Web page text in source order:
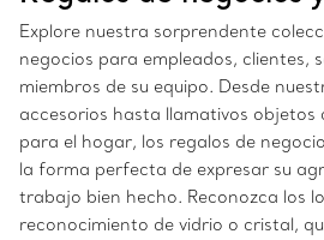
Explore nuestra sorprendente
negocios para empleados, clientes,
miembros de su equipo. Desde
accesorios hasta llamativos objetos
para el hogar, los regalos de
la forma perfecta de expresar su
trabajo bien hecho. Reconozca los
reconocimiento de vidrio o cristal,